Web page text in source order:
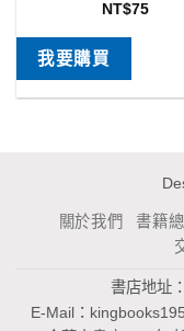
NT$75
我要購買
關於我們 書籍
書店地址
E-Mail：